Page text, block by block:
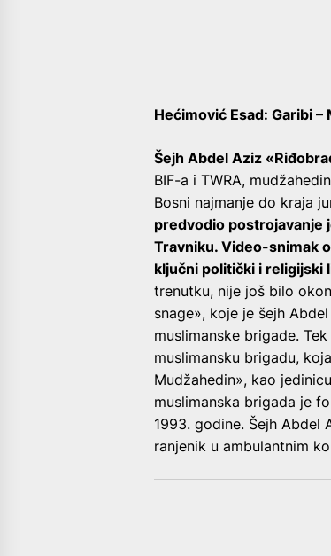
Hećimović Esad: Garibi
Šejh Abdel Aziz
BIF-a i TWRA,
Bosni najmanje do kraja
predvodio postrojavanje
Travniku. Video-snimak
ključni politički i religijski
trenutku, nije još bilo
snage», koje je šejh
muslimanske brigade.
muslimansku brigadu,
Mudžahedin», kao
muslimanska brigada je
1993. godine. Šejh Abdel
ranjenik u ambulantnim